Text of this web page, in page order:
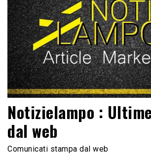
Notizielampo :
dal web
Comunicati stampa dal web